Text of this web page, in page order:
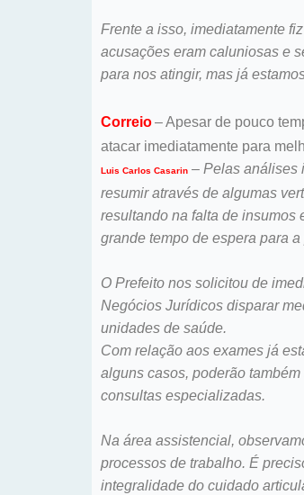
Frente a isso, imediatamente
acusações eram caluniosas e
para nos atingir, mas já
Correio– Apesar de pouco
atacar imediatamente para
Luis Carlos Casarin – Pelas análises
resumir através de algumas
resultando na falta de insumos
grande tempo de espera para
O Prefeito nos solicitou de
Negócios Jurídicos disparar
unidades de saúde.
Com relação aos exames já
alguns casos, poderão
consultas especializadas.
Na área assistencial,
processos de trabalho. É
integralidade do cuidado